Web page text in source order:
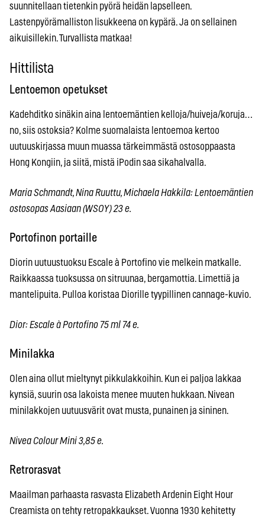
suunnitellaan tietenkin pyörä heidän lapselleen.
Lastenpyörämalliston lisukkeena on kypärä. Ja on sellainen
aikuisillekin. Turvallista matkaa!
Hittilista
Lentoemon opetukset
Kadehditko sinäkin aina lentoemäntien kelloja/huiveja/koruja…
no, siis ostoksia? Kolme suomalaista lentoemoa kertoo
uutuuskirjassa muun muassa tärkeimmästä ostosoppaasta
Hong Kongiin, ja siitä, mistä iPodin saa sikahalvalla.
Maria Schmandt, Nina Ruuttu, Michaela Hakkila: Lentoemäntien
ostosopas Aasiaan (WSOY) 23 e.
Portofinon portaille
Diorin uutuustuoksu Escale à Portofino vie melkein matkalle.
Raikkaassa tuoksussa on sitruunaa, bergamottia. Limettiä ja
mantelipuita. Pulloa koristaa Diorille tyypillinen cannage-kuvio.
Dior: Escale à Portofino 75 ml 74 e.
Minilakka
Olen aina ollut mieltynyt pikkulakkoihin. Kun ei paljoa lakkaa
kynsiä, suurin osa lakoista menee muuten hukkaan. Nivean
minilakkojen uutuusvärit ovat musta, punainen ja sininen.
Nivea Colour Mini 3,85 e.
Retrorasvat
Maailman parhaasta rasvasta Elizabeth Ardenin Eight Hour
Creamista on tehty retropakkaukset. Vuonna 1930 kehitetty